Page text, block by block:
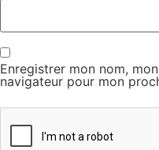
Enregistrer mon nom,
navigateur pour mon